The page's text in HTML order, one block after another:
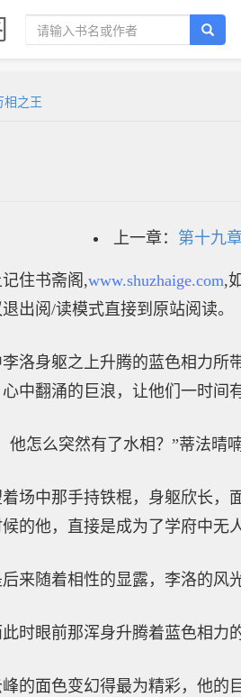
相之王
上一章： 第十九
住书斋阁,www.shuzhaige.com,
出阅/读模式直接到原站阅读。
洛身躯之上升腾的蓝色相力所
中翻涌的巨浪，让他们一时间
他怎么突然有了水相？”蒂法晴喃
着场中那手持铁棍，身躯欣长，
的他，直接是成为了学府中无
后来随着相性的显露，李洛的风
时眼前那浑身升腾着蓝色相力
的面色变幻得最为精彩，他的